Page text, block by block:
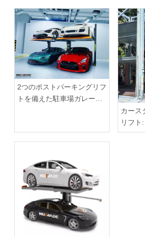
2つのポストパーキングリフ
トを備えた駐車場ガレージ
カース
リフト
る新た